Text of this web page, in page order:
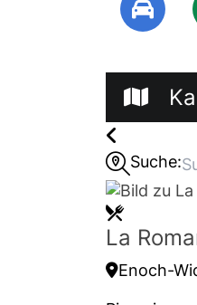
Suche:
La
Enoch-